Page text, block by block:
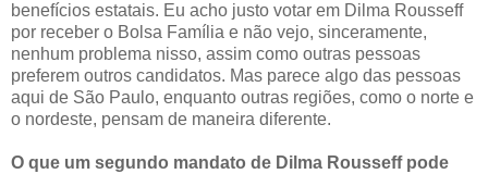
benefícios estatais. Eu acho justo votar em Dilma Rousseff
por receber o Bolsa Família e não vejo, sinceramente,
nenhum problema nisso, assim como outras pessoas
preferem outros candidatos. Mas parece algo das pessoas
aqui de São Paulo, enquanto outras regiões, como o norte e
o nordeste, pensam de maneira diferente.
O que um segundo mandato de Dilma Rousseff pode